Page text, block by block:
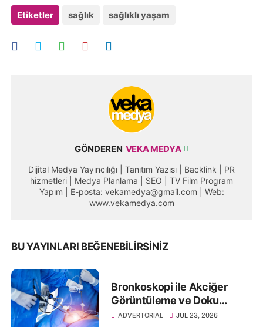
Etiketler sağlık sağlıklı yaşam
GÖNDEREN VEKA MEDYA
Dijital Medya Yayıncılığı | Tanıtım Yazısı | Backlink | PR
hizmetleri | Medya Planlama | SEO | TV Film Program
Yapım | E-posta: vekamedya@gmail.com | Web:
www.vekamedya.com
BU YAYINLARI BEĞENEBILIRSINIZ
Bronkoskopi ile Akciğer
Görüntüleme ve Doku
Örneklemesi
ADVERTORIAL JUL 23, 2026